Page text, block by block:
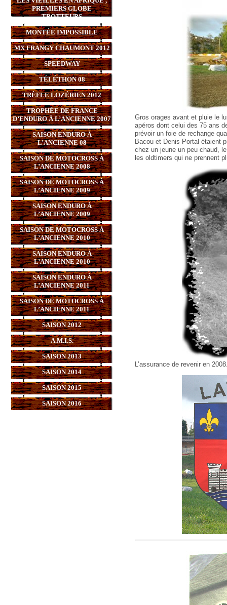
PREMIERS GLOBE
TROTTEURS
MONTÉE IMPOSSIBLE
MX FRANGY CHAUMONT 2012
SPEEDWAY
TÉLÉTHON 08
TRÈFLE LOZÉRIEN 2012
TROPHÉE DE FRANCE
D’ENDURO À L’ANCIENNE 2007
SAISON ENDURO À
L’ANCIENNE 08
SAISON DE MOTOCROSS À
L’ANCIENNE 2008
SAISON DE MOTOCROSS À
L’ANCIENNE 2009
SAISON ENDURO À
L’ANCIENNE 2009
SAISON DE MOTOCROSS À
L’ANCIENNE 2010
SAISON ENDURO À
L’ANCIENNE 2010
SAISON ENDURO À
L’ANCIENNE 2011
SAISON DE MOTOCROSS À
L’ANCIENNE 2011
SAISON 2012
A.M.I.S.
SAISON 2013
SAISON 2014
SAISON 2015
SAISON 2016
Gros orages avant et pluie le
apéros dont celui des 75 ans
prévoir un foie de rechange
Bacou et Denis Portal étaient
chez un jeune un peu chaud,
les oldtimers qui ne prennent
L’assurance de revenir en